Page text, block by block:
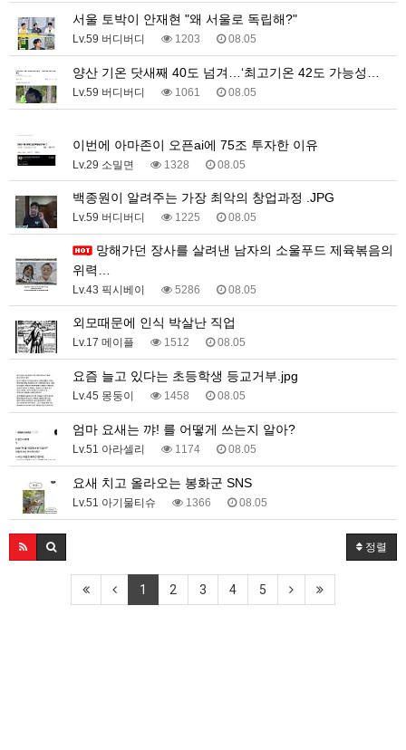
서울 토박이 안재현 "왜 서울로 독립해?"
Lv.59 버디버디 1203 08.05
양산 기온 닷새째 40도 넘겨…‘최고기온 42도 가능성…
Lv.59 버디버디 1061 08.05
이번에 아마존이 오픈ai에 75조 투자한 이유
Lv.29 소밀면 1328 08.05
백종원이 알려주는 가장 최악의 창업과정 .JPG
Lv.59 버디버디 1225 08.05
위력…
Lv.43 픽시베이 5286 08.05
외모때문에 인식 박살난 직업
Lv.17 메이플 1512 08.05
요즘 늘고 있다는 초등학생 등교거부.jpg
Lv.45 몽둥이 1458 08.05
엄마 요새는 꺄! 를 어떻게 쓰는지 알아?
Lv.51 아라셀리 1174 08.05
요새 치고 올라오는 봉화군 SNS
Lv.51 아기물티슈 1366 08.05
정렬
1 2 3 4 5